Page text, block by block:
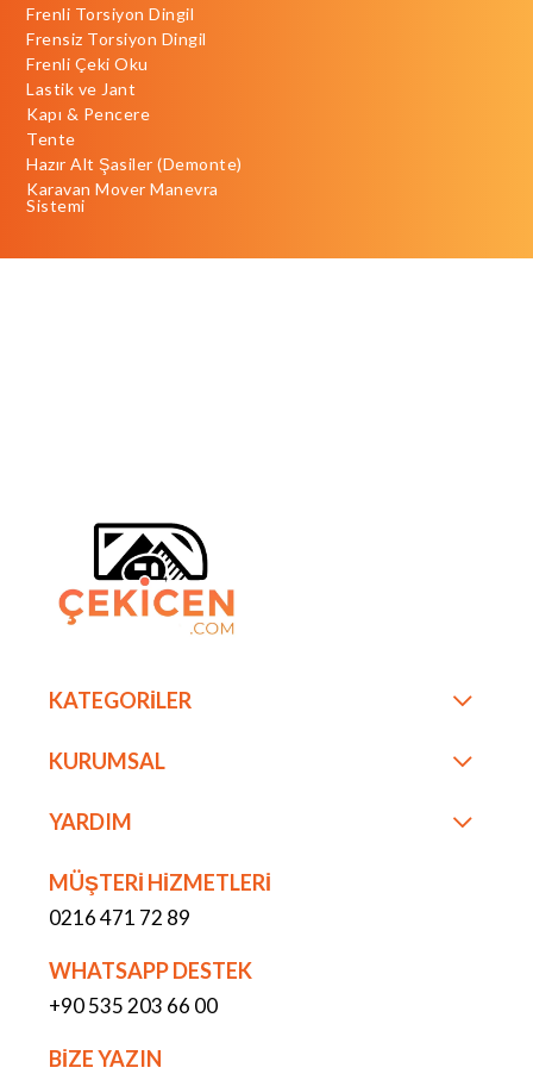
Frenli Torsiyon Dingil
Frensiz Torsiyon Dingil
Frenli Çeki Oku
Lastik ve Jant
Kapı & Pencere
Tente
Hazır Alt Şasiler (Demonte)
Karavan Mover Manevra
Sistemi
KATEGORİLER
KURUMSAL
YARDIM
MÜŞTERİ HİZMETLERİ
0216 471 72 89
WHATSAPP DESTEK
+90 535 203 66 00
BİZE YAZIN